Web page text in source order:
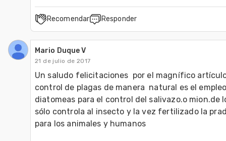
Recomendar Responder
Mario Duque V
21 de julio de 2017
Un saludo felicitaciones  por el magnífico
control de plagas de manera  natural es el
diatomeas para el control del salivazo.o mion.de
sólo controla al insecto y la vez fertilizado la
para los animales y humanos